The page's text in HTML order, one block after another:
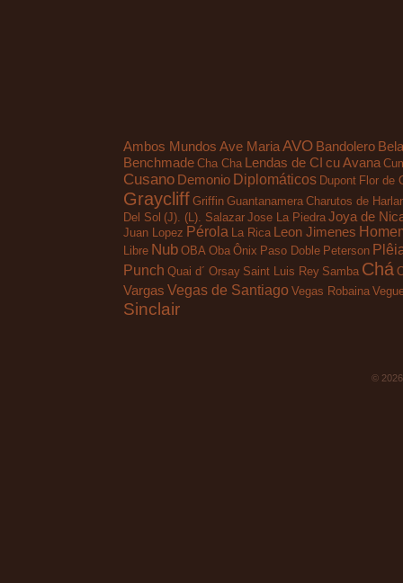
Ambos Mundos Ave MariaAVO Bandolero
Benchmade Cha Cha Lendas de CI cu Avana
Cusano Demonio Diplomáticos Dupont Flor de
Graycliff Griffin Guantanamera Charutos de
Del Sol (J). (L). Salazar Jose La Piedra Joya de
Juan Lopez Pérola La Rica Leon Jimenes
Libre Nub OBA Oba Ônix Paso Doble Peterson
Punch Quai d´ Orsay Saint Luis Rey Samba Chá
Vargas Vegas de Santiago Vegas Robaina
Sinclair
©